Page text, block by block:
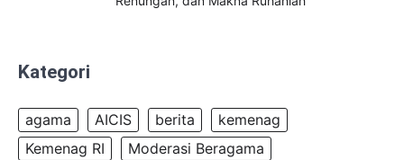
Kategori
agama AICIS berita
kemenag
Kemenag RI
Moderasi Beragama